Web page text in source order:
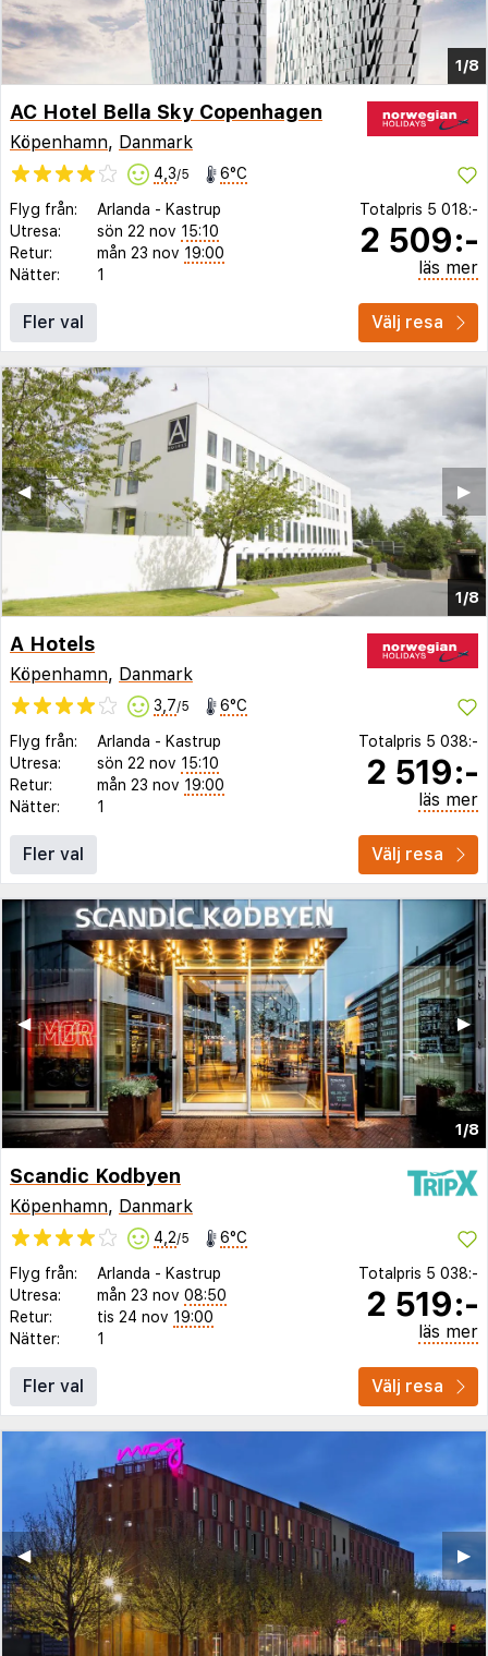
1/8
AC Hotel Bella Sky Copenhagen
Köpenhamn, Danmark
4,3/5 6°C
Flyg från: Arlanda - Kastrup
Utresa:
sön 22 nov 15:10
Retur:
mån 23 nov 19:00
Nätter:
1
Totalpris 5 018:-
2 509:-
läs mer
Fler val Välj resa
1/8
▶︎
◀︎
A Hotels
Köpenhamn, Danmark
3,7/5 6°C
Flyg från: Arlanda - Kastrup
Utresa:
sön 22 nov 15:10
Retur:
mån 23 nov 19:00
Nätter:
1
Totalpris 5 038:-
2 519:-
läs mer
Fler val Välj resa
1/8
▶︎
◀︎
Scandic Kodbyen
Köpenhamn, Danmark
4,2/5 6°C
Flyg från: Arlanda - Kastrup
Utresa:
mån 23 nov 08:50
Retur:
tis 24 nov 19:00
Nätter:
1
Totalpris 5 038:-
2 519:-
läs mer
Fler val Välj resa
▶︎
◀︎